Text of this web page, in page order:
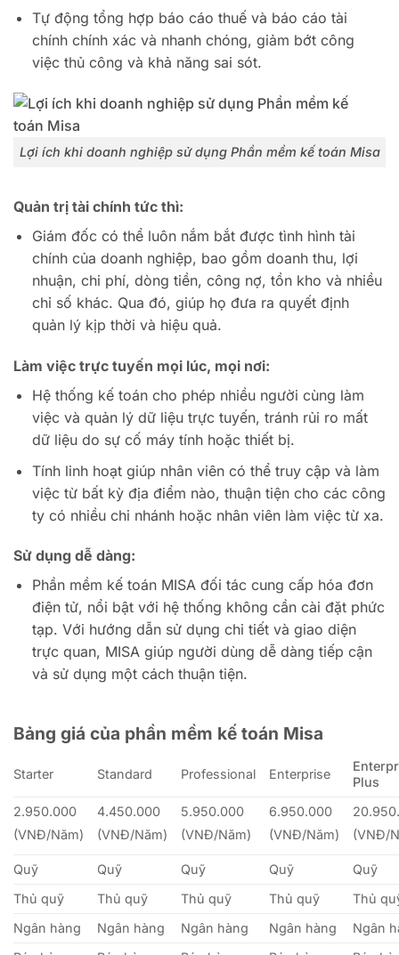
Tự động tổng hợp báo cáo thuế và báo cáo tài
chính chính xác và nhanh chóng, giảm bớt công
việc thủ công và khả năng sai sót.
Lợi ích khi doanh nghiệp sử dụng Phần mềm kế toán Misa
Quản trị tài chính tức thì:
Giám đốc có thể luôn nắm bắt được tình hình tài
chính của doanh nghiệp, bao gồm doanh thu, lợi
nhuận, chi phí, dòng tiền, công nợ, tồn kho và nhiều
chỉ số khác. Qua đó, giúp họ đưa ra quyết định
quản lý kịp thời và hiệu quả.
Làm việc trực tuyến mọi lúc, mọi nơi:
Hệ thống kế toán cho phép nhiều người cùng làm
việc và quản lý dữ liệu trực tuyến, tránh rủi ro mất
dữ liệu do sự cố máy tính hoặc thiết bị.
Tính linh hoạt giúp nhân viên có thể truy cập và làm
việc từ bất kỳ địa điểm nào, thuận tiện cho các công
ty có nhiều chi nhánh hoặc nhân viên làm việc từ xa.
Sử dụng dễ dàng:
Phần mềm kế toán MISA đối tác cung cấp hóa đơn
điện tử, nổi bật với hệ thống không cần cài đặt phức
tạp. Với hướng dẫn sử dụng chi tiết và giao diện
trực quan, MISA giúp người dùng dễ dàng tiếp cận
và sử dụng một cách thuận tiện.
Bảng giá của phần mềm kế toán Misa
Starter Standard Professional Enterprise
Plus
2.950.000
(VNĐ/Năm)
4.450.000
(VNĐ/Năm)
5.950.000
(VNĐ/Năm)
6.950.000
(VNĐ/Năm)
(VNĐ/
Quỹ Quỹ Quỹ Quỹ
Quỹ
Thủ quỹ
Thủ quỹ Thủ quỹ Thủ quỹ
Thủ
Ngân hàng
Ngân hàng Ngân hàng Ngân hàng
Ngân